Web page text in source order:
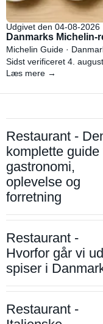
Udgivet den 04-08-2026
Danmarks Michelin-
Michelin Guide ·
Sidst verificeret 4. august
Læs mere →
Restaurant -
komplette guide
gastronomi,
oplevelse og
forretning
Restaurant -
Hvorfor går vi
spiser i
Restaurant -